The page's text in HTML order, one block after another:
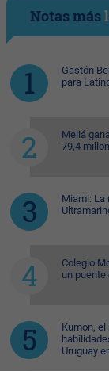
Notas más
Gastón
para
Meliá
79,4
Miami: La
Colegio
un puente
Kumon,
Uruguay